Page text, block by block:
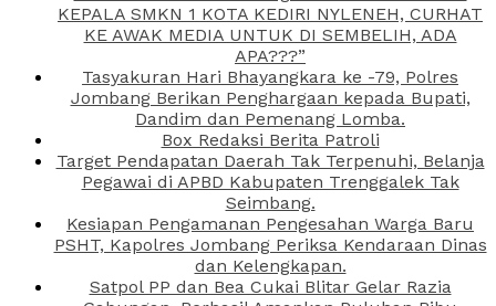
KEPALA SMKN 1 KOTA KEDIRI NYLENEH, CURHAT
KE AWAK MEDIA UNTUK DI SEMBELIH, ADA
APA???”
Tasyakuran Hari Bhayangkara ke -79, Polres
Jombang Berikan Penghargaan kepada Bupati,
Dandim dan Pemenang Lomba.
Box Redaksi Berita Patroli
Target Pendapatan Daerah Tak Terpenuhi, Belanja
Pegawai di APBD Kabupaten Trenggalek Tak
Seimbang.
Kesiapan Pengamanan Pengesahan Warga Baru
PSHT, Kapolres Jombang Periksa Kendaraan Dinas
dan Kelengkapan.
Satpol PP dan Bea Cukai Blitar Gelar Razia